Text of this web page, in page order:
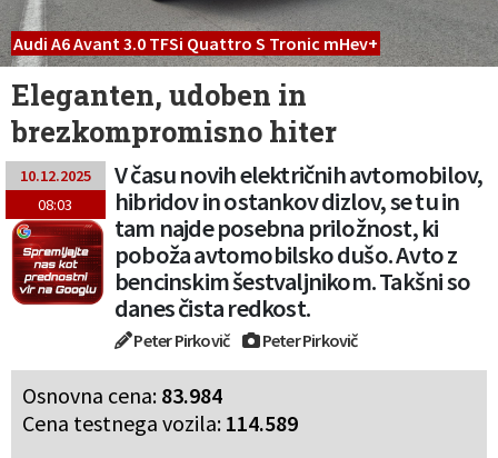
Audi A6 Avant 3.0 TFSi Quattro S Tronic mHev+
Eleganten, udoben in
brezkompromisno hiter
10.12.2025
08:03
V času novih električnih avtomobilov,
hibridov in ostankov dizlov, se tu in
tam najde posebna priložnost, ki
poboža avtomobilsko dušo. Avto z
bencinskim šestvaljnikom. Takšni so
danes čista redkost.
Peter Pirkovič Peter Pirkovič
Osnovna cena: 83.984
Cena testnega vozila: 114.589